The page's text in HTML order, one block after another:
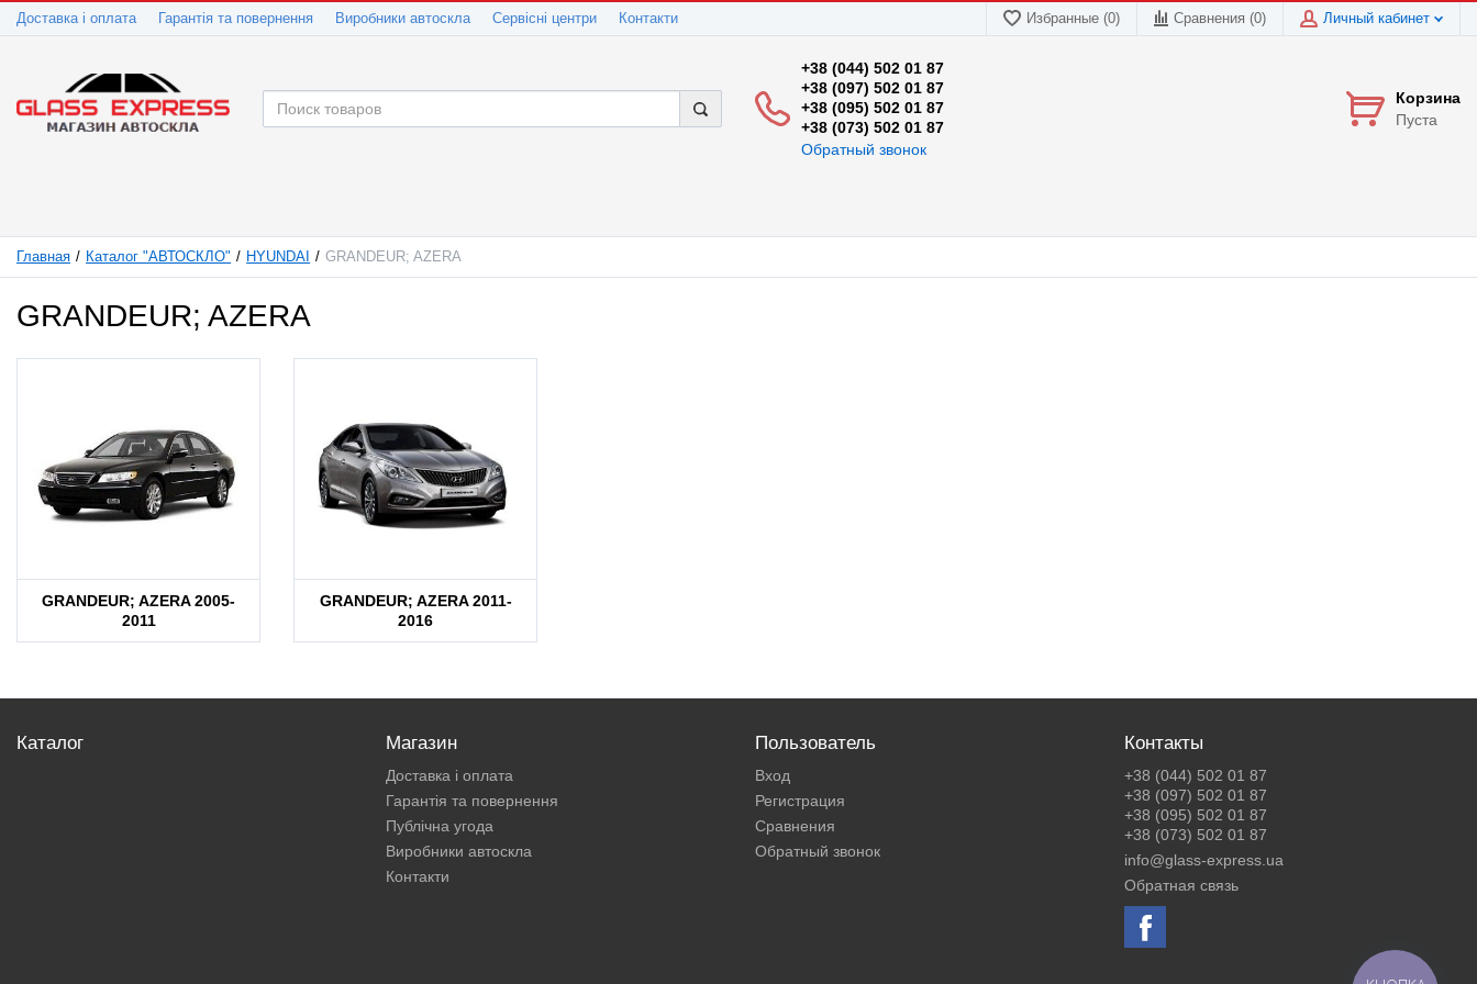
Доставка і оплата Гарантія та повернення Виробники автоскла Сервісні центри Контакти Избранные (0) Сравнения (0) Личный кабинет
+38 (044) 502 01 87
+38 (097) 502 01 87
+38 (095) 502 01 87
+38 (073) 502 01 87
Обратный звонок
Корзина
Пуста
Главная Каталог "АВТОСКЛО" HYUNDAI GRANDEUR; AZERA
GRANDEUR; AZERA
GRANDEUR; AZERA 2005-
2011
GRANDEUR; AZERA 2011-
2016
Каталог Магазин
Доставка і оплата
Гарантія та повернення
Публічна угода
Виробники автоскла
Контакти
Пользователь
Вход
Регистрация
Сравнения
Обратный звонок
Контакты
+38 (044) 502 01 87
+38 (097) 502 01 87
+38 (095) 502 01 87
+38 (073) 502 01 87
info@glass-express.ua
Обратная связь